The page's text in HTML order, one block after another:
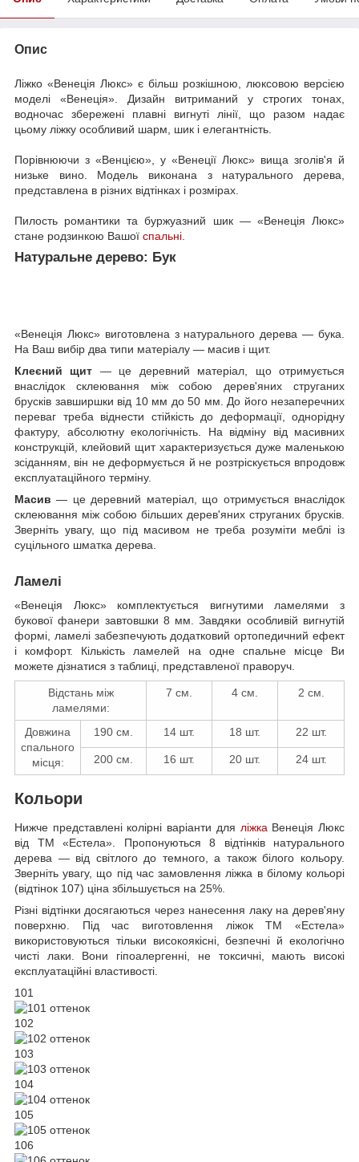
Опис
Ліжко «Венеція Люкс» є більш розкішною, люксовою версією
моделі «Венеція». Дизайн витриманий у строгих тонах,
водночас збережені плавні вигнуті лінії, що разом надає
цьому ліжку особливий шарм, шик і елегантність.
Порівнюючи з «Венцією», у «Венеції Люкс» вища зголів'я й
низьке вино. Модель виконана з натурального дерева,
представлена в різних відтінках і розмірах.
Пилость романтики та буржуазний шик — «Венеція Люкс»
стане родзинкою Вашої спальні
Натуральне дерево: Бук
«Венеція Люкс» виготовлена з натурального дерева — бука.
На Ваш вибір два типи матеріалу — масив і щит.
Клеєний щит — це деревний матеріал, що отримується
внаслідок склеювання між собою дерев'яних струганих
брусків завширшки від 10 мм до 50 мм. До його незаперечних
переваг треба віднести стійкість до деформації, однорідну
фактуру, абсолютну екологічність. На відміну від масивних
конструкцій, клейовий щит характеризується дуже маленькою
зсіданням, він не деформується й не розтріскується впродовж
експлуатаційного терміну.
Масив — це деревний матеріал, що отримується внаслідок
склеювання між собою більших дерев'яних струганих брусків.
Зверніть увагу, що під масивом не треба розуміти меблі із
суцільного шматка дерева.
Ламелі
«Венеція Люкс» комплектується вигнутими ламелями з
букової фанери завтовшки 8 мм. Завдяки особливій вигнутій
формі, ламелі забезпечують додатковий ортопедичний ефект
і комфорт. Кількість ламелей на одне спальне місце Ви
можете дізнатися з таблиці, представленої праворуч.
Відстань між
ламелями:
7 см. 4 см. 2 см.
Довжина
спального
місця:
190 см. 14 шт. 18 шт. 22 шт.
200 см. 16 шт. 20 шт. 24 шт.
Кольори
Нижче представлені колірні варіанти для ліжка Венеція Люкс
від ТМ «Естела». Пропонуються 8 відтінків натурального
дерева — від світлого до темного, а також білого кольору.
Зверніть увагу, що під час замовлення ліжка в білому кольорі
(відтінок 107) ціна збільшується на 25%.
Різні відтінки досягаються через нанесення лаку на дерев'яну
поверхню. Під час виготовлення ліжок ТМ «Естела»
використовуються тільки високоякісні, безпечні й екологічно
чисті лаки. Вони гіпоалергенні, не токсичні, мають високі
експлуатаційні властивості.
101
102
103
104
105
106